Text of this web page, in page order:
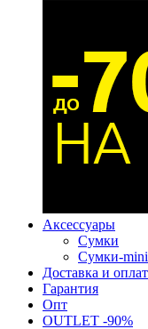
Аксессуары
Сумки
Сумки-mini
Доставка и
Гарантия
Опт
OUTLET -90%